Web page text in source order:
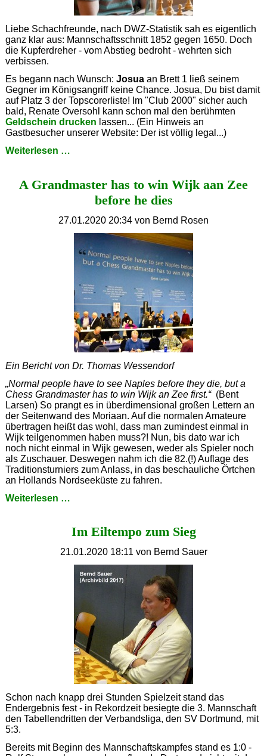
Liebe Schachfreunde, nach DWZ-Statistik sah es eigentlich
ganz klar aus: Mannschaftsschnitt 1852 gegen 1650. Doch
die Kupferdreher - vom Abstieg bedroht - wehrten sich
verbissen.
Es begann nach Wunsch: Josuaan Brett 1 ließ seinem
Gegner im Königsangriff keine Chance. Josua, Du bist damit
auf Platz 3 der Topscorerliste! Im "Club 2000" sicher auch
bald, Renate Oversohl kann schon mal den berühmten
Geldschein drucken lassen... (Ein Hinweis an
Gastbesucher unserer Website: Der ist völlig legal...)
Weiterlesen …
nicht!
A Grandmaster has to win Wijk aan Zee
before he dies
27.01.2020 20:34 von Bernd Rosen
Ein Bericht von Dr. Thomas Wessendorf
„Normal people have to see Naples before they die, but a
Chess Grandmaster has to win Wijk an Zee first.“(Bent
Larsen) So prangt es in überdimensional großen Lettern an
der Seitenwand des Moriaan. Auf die normalen Amateure
übertragen heißt das wohl, dass man zumindest einmal in
Wijk teilgenommen haben muss?! Nun, bis dato war ich
noch nicht einmal in Wijk gewesen, weder als Spieler noch
als Zuschauer. Deswegen nahm ich die 82.(!) Auflage des
Traditionsturniers zum Anlass, in das beschauliche Örtchen
an Hollands Nordseeküste zu fahren.
Weiterlesen …
to
Wijk
Zee
before
Im Eiltempo zum Sieg
21.01.2020 18:11 von Bernd Sauer
Schon nach knapp drei Stunden Spielzeit stand das
Endergebnis fest - in Rekordzeit besiegte die 3. Mannschaft
den Tabellendritten der Verbandsliga, den SV Dortmund, mit
5:3.
Bereits mit Beginn des Mannschaftskampfes stand es 1:0 -